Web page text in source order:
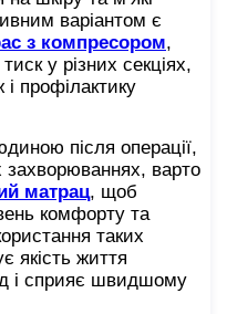
варіантом є
з компресором,
у різних секціях,
профілактику
після операції,
захворюваннях, варто
матрац, щоб
комфорту та
таких
якість життя
і сприяє швидшому